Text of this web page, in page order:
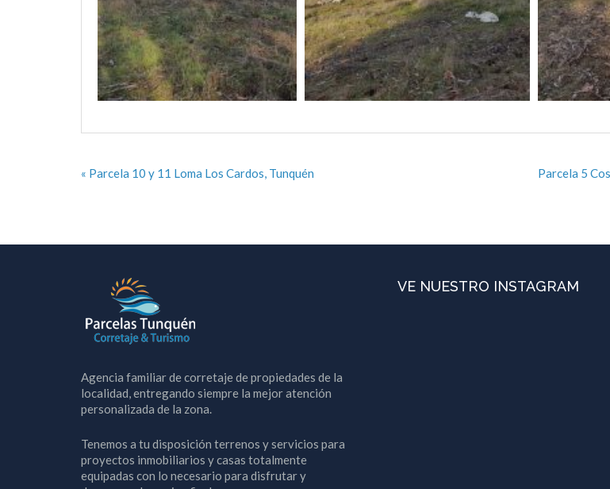
« Parcela 10 y 11 Loma Los Cardos, Tunquén Parcela 5
Agencia familiar de corretaje de propiedades de la
localidad, entregando siempre la mejor atención
personalizada de la zona.
Tenemos a tu disposición terrenos y servicios para
proyectos inmobiliarios y casas totalmente
equipadas con lo necesario para disfrutar y
VE NUESTRO INSTAGRAM